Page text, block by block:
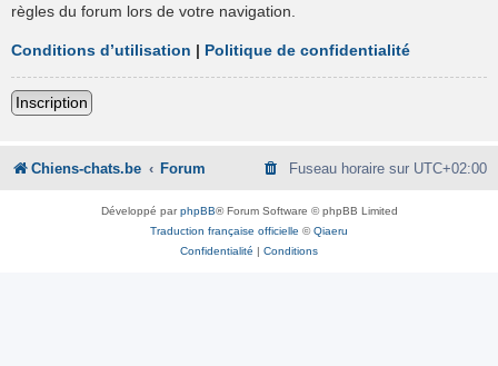
règles du forum lors de votre navigation.
Conditions d’utilisation | Politique de confidentialité
Inscription
Chiens-chats.be Forum Fuseau horaire sur UTC+02:00
Développé parphpBB® Forum Software © phpBB Limited
Traduction française officielle ©Qiaeru
Confidentialité | Conditions